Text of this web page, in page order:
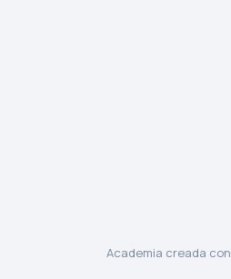
Academia creada con